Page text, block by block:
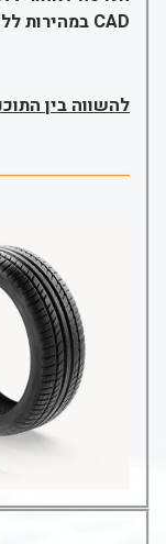
CAD במהירות ללא תחרות.
להשווה בין